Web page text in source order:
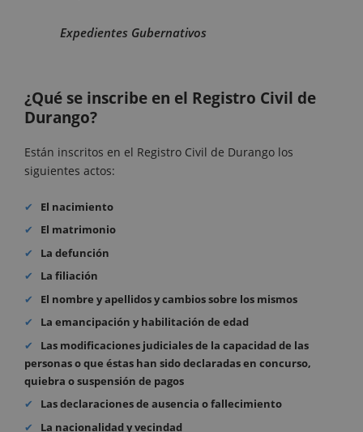
Expedientes Gubernativos
¿Qué se inscribe en el Registro Civil de
Durango?
Están inscritos en el Registro Civil de Durango los
siguientes actos:
El nacimiento
El matrimonio
La defunción
La filiación
El nombre y apellidos y cambios sobre los mismos
La emancipación y habilitación de edad
Las modificaciones judiciales de la capacidad de las
personas o que éstas han sido declaradas en concurso,
quiebra o suspensión de pagos
Las declaraciones de ausencia o fallecimiento
La nacionalidad y vecindad